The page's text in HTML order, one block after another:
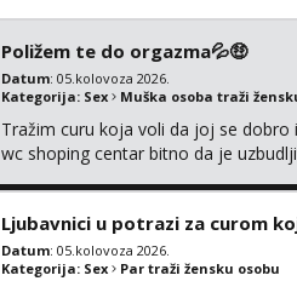
Poližem te do orgazma💦🤑
Datum: 05.kolovoza 2026.
Kategorija: Sex Muška osoba traži
Tražim curu koja voli da joj se
wc shoping centar bitno da je
Ljubavnici u potrazi za curom
Datum: 05.kolovoza 2026.
Kategorija: Sex Par traži žensku osobu